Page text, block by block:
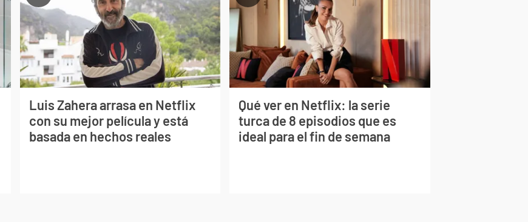
Luis Zahera arrasa en Netflix
con su mejor película y está
basada en hechos reales
Qué ver en Netflix: la serie
turca de 8 episodios que es
ideal para el fin de semana